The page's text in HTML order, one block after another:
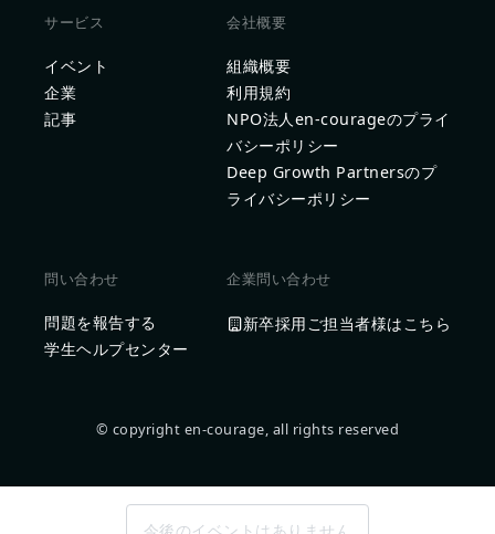
サービス
イベント
企業
記事
会社概要
組織概要
利用規約
NPO法人en-courageのプライ
バシーポリシー
Deep Growth Partnersのプ
ライバシーポリシー
問い合わせ
問題を報告する
学生ヘルプセンター
企業問い合わせ
新卒採用ご担当者様はこちら
© copyright en-courage, all rights reserved